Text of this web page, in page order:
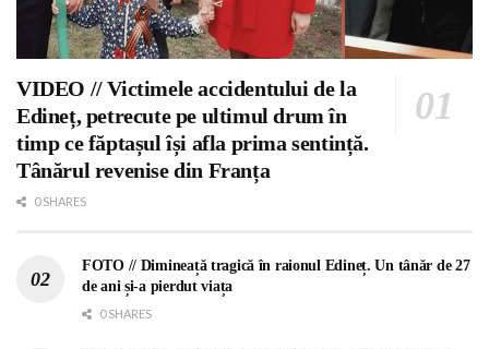
VIDEO // Victimele accidentului de la
Edineț, petrecute pe ultimul drum în
timp ce făptașul își afla prima sentință.
Tânărul revenise din Franța
0 SHARES
FOTO // Dimineață tragică în raionul Edineț. Un tânăr de 27
de ani și-a pierdut viața
0 SHARES